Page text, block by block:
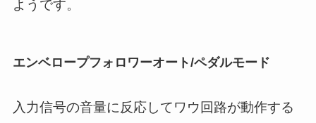
ようです。
エンベロープフォロワーオート/ペダルモード
入力信号の音量に反応してワウ回路が動作する